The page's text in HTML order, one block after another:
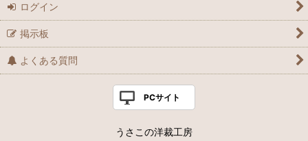
ログイン
掲示板
よくある質問
PCサイト
うさこの洋裁工房